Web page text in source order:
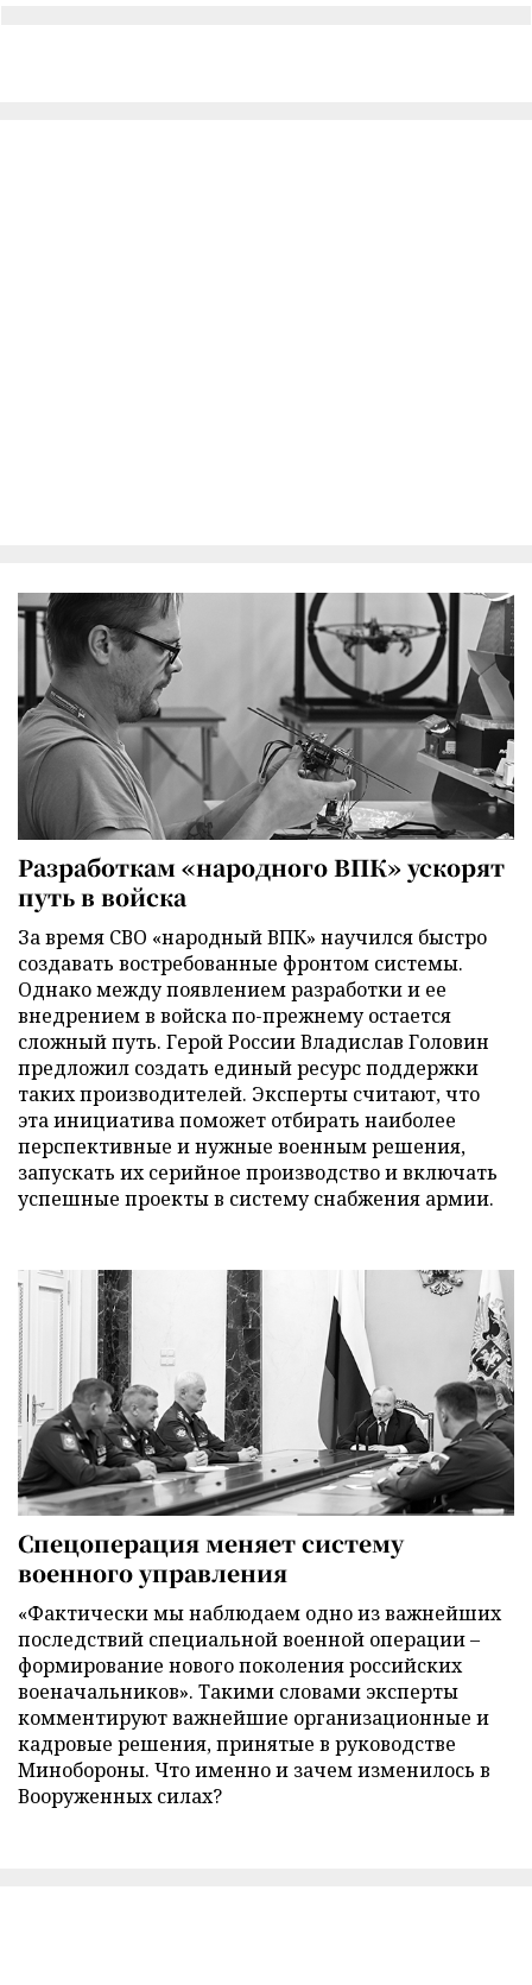
Разработкам «народного ВПК» ускорят
путь в войска
За время СВО «народный ВПК» научился быстро
создавать востребованные фронтом системы.
Однако между появлением разработки и ее
внедрением в войска по-прежнему остается
сложный путь. Герой России Владислав Головин
предложил создать единый ресурс поддержки
таких производителей. Эксперты считают, что
эта инициатива поможет отбирать наиболее
перспективные и нужные военным решения,
запускать их серийное производство и включать
успешные проекты в систему снабжения армии.
Спецоперация меняет систему
военного управления
«Фактически мы наблюдаем одно из важнейших
последствий специальной военной операции –
формирование нового поколения российских
военачальников». Такими словами эксперты
комментируют важнейшие организационные и
кадровые решения, принятые в руководстве
Минобороны. Что именно и зачем изменилось в
Вооруженных силах?